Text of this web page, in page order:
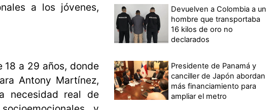
a los jóvenes,
18 a 29 años, donde
Antony Martínez,
necesidad real de
Devuelven a Colombia a un
hombre que transportaba
16 kilos de oro no
declarados
Presidente de Panamá y
canciller de Japón abordan
más financiamiento para
ampliar el metro